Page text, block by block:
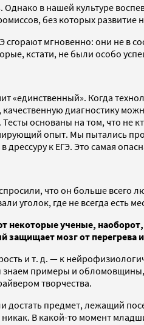
в нашей культуре
без которых развитие
мгновенно: они не в
кстати, не были особо
«единственный». Когда
диагностику
основаны на том, что не
опыт. Мы пытались
к ЕГЭ. Это самая
что он больше всего
уголок, где не всегда есть
некоторые ученые,
мозг от перегрева
и т. д. — к
примеры и
творчества.
предмет, лежащий
В какой-то момент